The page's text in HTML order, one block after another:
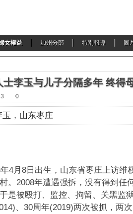
女權益 加州分部 特別報導 圖
士李玉与儿子分隔多年 终得
0
玉 ， 山东枣庄
年4月8日出生，山东省枣庄上访维
。2008年遭遇强拆，没有得到任
是被殴打、监控、拘留、关黑监
、30周年(2019)两次被抓，两